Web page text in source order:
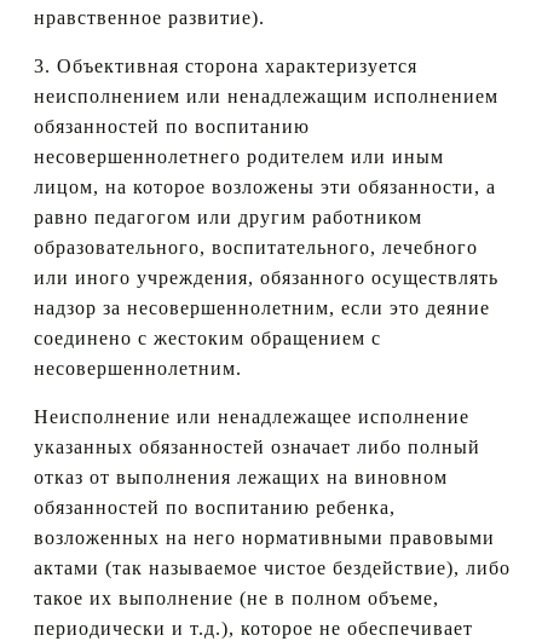
нравственное развитие).
3. Объективная сторона характеризуется
неисполнением или ненадлежащим исполнением
обязанностей по воспитанию
несовершеннолетнего родителем или иным
лицом, на которое возложены эти обязанности, а
равно педагогом или другим работником
образовательного, воспитательного, лечебного
или иного учреждения, обязанного осуществлять
надзор за несовершеннолетним, если это деяние
соединено с жестоким обращением с
несовершеннолетним.
Неисполнение или ненадлежащее исполнение
указанных обязанностей означает либо полный
отказ от выполнения лежащих на виновном
обязанностей по воспитанию ребенка,
возложенных на него нормативными правовыми
актами (так называемое чистое бездействие), либо
такое их выполнение (не в полном объеме,
периодически и т.д.), которое не обеспечивает